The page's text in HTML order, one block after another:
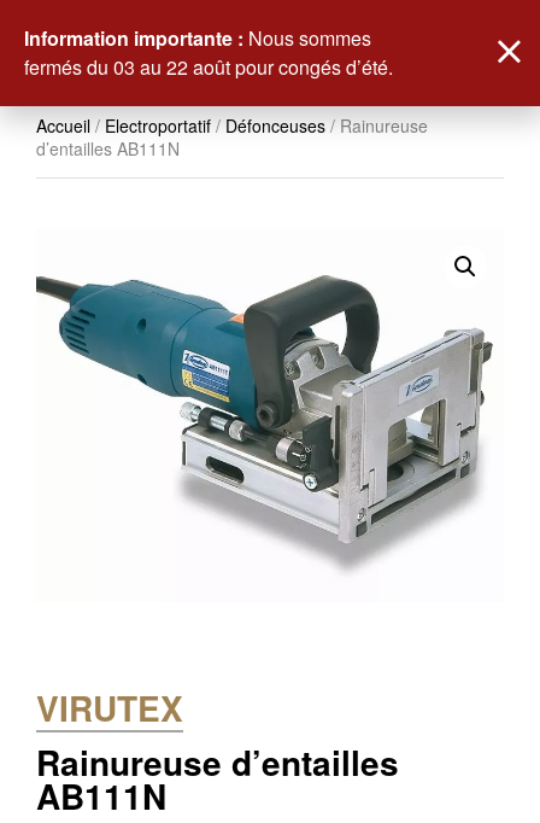
Accueil / Electroportatif / Défonceuses / Rainureuse
d’entailles AB111N
VIRUTEX
Rainureuse d’entailles
AB111N
Information importante : Nous sommes
fermés du 03 au 22 août pour congés d’été.